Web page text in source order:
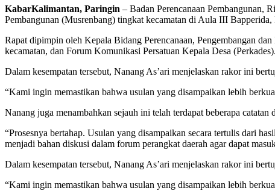
KabarKalimantan, Paringin – Badan Perencanaan Pembangunan,
Pembangunan (Musrenbang) tingkat kecamatan di Aula III
Rapat dipimpin oleh Kepala Bidang Perencanaan, Pengembangan
kecamatan, dan Forum Komunikasi Persatuan Kepala Desa (Perkades).
Dalam kesempatan tersebut, Nanang As’ari menjelaskan rakor ini
“Kami ingin memastikan bahwa usulan yang disampaikan lebih
Nanang juga menambahkan sejauh ini telah terdapat beberapa
“Prosesnya bertahap. Usulan yang disampaikan secara tertulis dari
menjadi bahan diskusi dalam forum perangkat daerah agar dapat
Dalam kesempatan tersebut, Nanang As’ari menjelaskan rakor ini
“Kami ingin memastikan bahwa usulan yang disampaikan lebih